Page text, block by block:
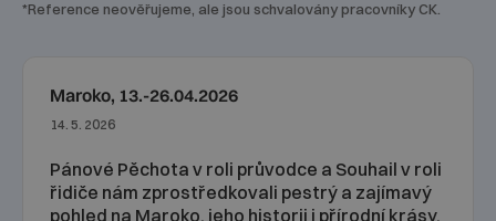
*Reference neověřujeme, ale jsou schvalovány pracovníky CK.
Maroko, 13.-26.04.2026
14. 5. 2026
Pánové Pěchota v roli průvodce a Souhail v roli
řidiče nám zprostředkovali pestrý a zajímavý
pohled na Maroko, jeho historii i přírodní krásy.